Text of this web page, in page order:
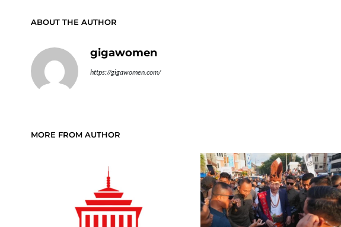
ABOUT THE AUTHOR
gigawomen
https://gigawomen.com/
MORE FROM AUTHOR